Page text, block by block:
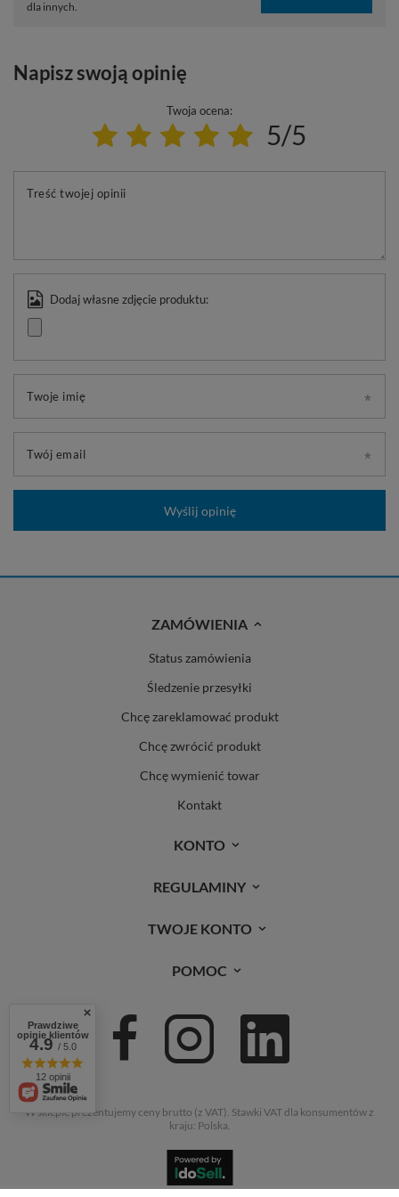
dla innych.
Napisz swoją opinię
Twoja ocena:
5/5
Treść twojej opinii
Dodaj własne zdjęcie produktu:
Twoje imię
Twój email
Wyślij opinię
ZAMÓWIENIA
Status zamówienia
Śledzenie przesyłki
Chcę zareklamować produkt
Chcę zwrócić produkt
Chcę wymienić towar
Kontakt
KONTO
REGULAMINY
TWOJE KONTO
POMOC
W sklepie prezentujemy ceny brutto (z VAT). Stawki VAT dla konsumentów z
kraju: Polska.
Prawdziwe
opinie klientów
4.9/ 5.0
12 opinii